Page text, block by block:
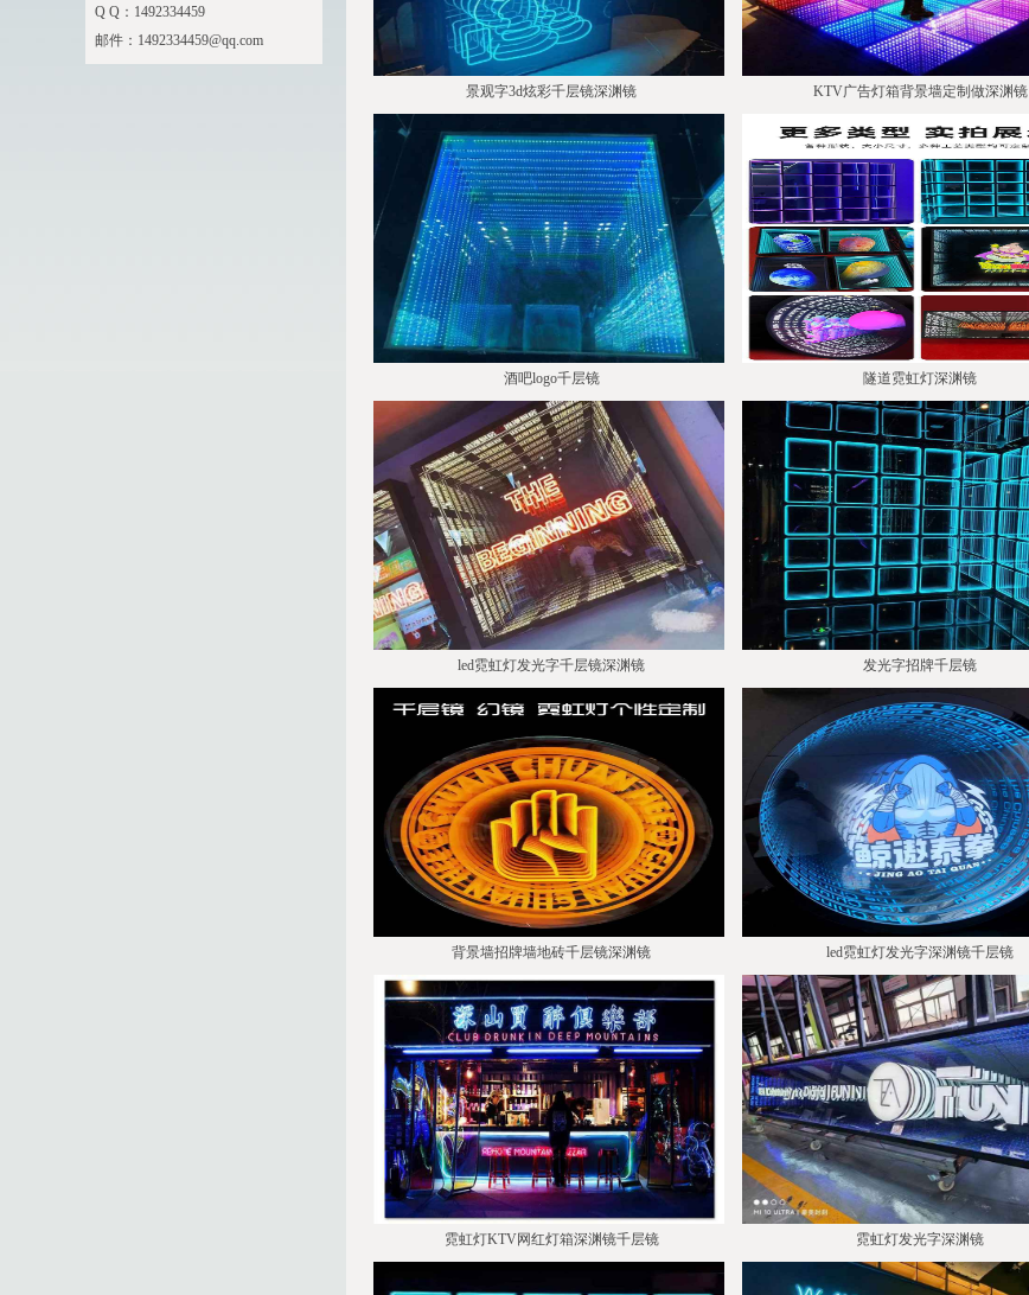
Q Q：1492334459
邮件： 1492334459@qq.com
景观字3d炫彩千层镜深渊镜 KTV广告灯箱背景墙定制做深渊镜
酒吧logo千层镜 隧道霓虹灯深渊镜
led霓虹灯发光字千层镜深渊镜 发光字招牌千层镜
背景墙招牌墙地砖千层镜深渊镜 led霓虹灯发光字深渊镜千层镜
霓虹灯KTV网红灯箱深渊镜千层镜 霓虹灯发光字深渊镜